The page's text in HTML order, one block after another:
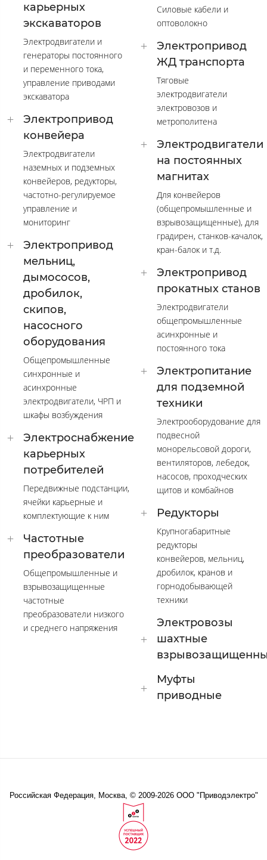
карьерных
экскаваторов
Электродвигатели и
генераторы постоянного
и переменного тока,
управление приводами
экскаватора
Электропривод
конвейера
Электродвигатели
наземных и подземных
конвейеров, редукторы,
частотно-регулируемое
управление и
мониторинг
Электропривод
мельниц,
дымососов,
дробилок,
скипов,
насосного
оборудования
Общепромышленные
синхронные и
асинхронные
электродвигатели, ЧРП и
шкафы возбуждения
Электроснабжение
карьерных
потребителей
Передвижные подстанции,
ячейки карьерные и
комплектующие к ним
Частотные
преобразователи
Общепромышленные и
взрывозащищенные
частотные
преобразователи низкого
и среднего напряжения
Силовые кабели и
оптоволокно
Электропривод
ЖД транспорта
Тяговые
электродвигатели
электровозов и
метрополитена
Электродвигатели
на постоянных
магнитах
Для конвейеров
(общепромышленные и
взрывозащищенные), для
градирен, станков-качалок,
кран-балок и т.д.
Электропривод
прокатных станов
Электродвигатели
общепромышленные
асинхронные и
постоянного тока
Электропитание
для подземной
техники
Электрооборудование для
подвесной
монорельсовой дороги,
вентиляторов, лебедок,
насосов, проходческих
щитов и комбайнов
Редукторы
Крупногабаритные
редукторы
конвейеров, мельниц,
дробилок, кранов и
горнодобывающей
техники
Электровозы
шахтные
Муфты
приводные
Российская Федерация, Москва, © 2009-2026 ООО "Приводэлектро"